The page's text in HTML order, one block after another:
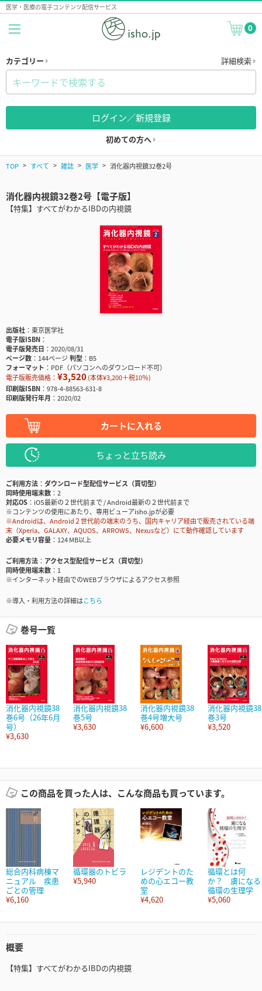
医学・医療の電子コンテンツ配信サービス
0
カテゴリー 詳細検索
ログイン／新規登録
初めての方へ
TOP すべて 雑誌 医学 消化器内視鏡32巻2号
消化器内視鏡32巻2号【電子版】
【特集】すべてがわかるIBDの内視鏡
出版社
東京医学社
電子版ISBN
電子版発売日
2020/08/31
ページ数
144ページ判型
B5
フォーマット
PDF（パソコンへのダウンロード不可）
電子版販売価格： ¥3,520(本体¥3,200＋税10％)
印刷版ISBN
978-4-88563-631-8
印刷版発行年月
2020/02
カートに入れる
ちょっと立ち読み
ご利用方法
ダウンロード型配信サービス（買切型）
同時使用端末数
2
対応OS
iOS最新の２世代前まで / Android最新の２世代前まで
※コンテンツの使用にあたり、専用ビューアisho.jpが必要
※Androidは、Android２世代前の端末のうち、国内キャリア経由で販売されている端
末（Xperia、GALAXY、AQUOS、ARROWS、Nexusなど）にて動作確認しています
必要メモリ容量
124 MB以上
ご利用方法
アクセス型配信サービス（買切型）
同時使用端末数
1
※インターネット経由でのWEBブラウザによるアクセス参照
※導入・利用方法の詳細はこちら
巻号一覧
消化器内視鏡38
巻6号（26年6月
号）
¥3,630
消化器内視鏡38
巻5号
¥3,630
消化器内視鏡38
巻4号増大号
¥6,600
消化器内視鏡38
巻3号
¥3,520
この商品を買った人は、こんな商品も買っています。
総合内科病棟マ
ニュアル 疾患
ごとの管理
¥6,160
循環器のトビラ
¥5,940
レジデントのた
めの心エコー教
室
¥4,620
循環とは何
か？ 虜になる
循環の生理学
¥5,060
概要
【特集】すべてがわかるIBDの内視鏡